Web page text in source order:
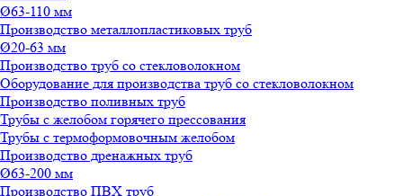
Ø63-110 мм
Производство металлопластиковых труб
Ø20-63 мм
Производство труб со стекловолокном
Оборудование для производства труб со стекловолокном
Производство поливных труб
Трубы с желобом горячего прессования
Трубы с термоформовочным желобом
Производство дренажных труб
Ø63-200 мм
Производство ПВХ труб